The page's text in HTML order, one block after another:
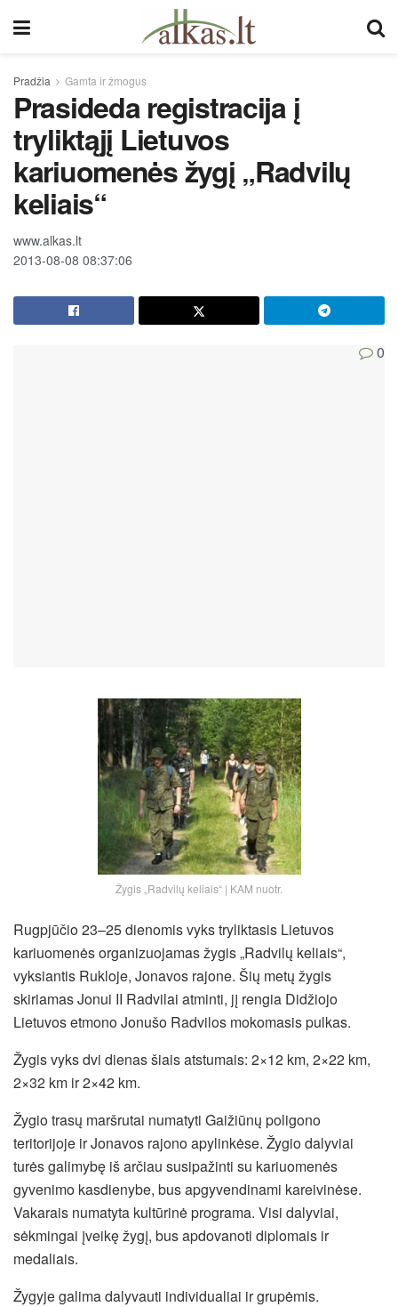
Pradžia Gamta ir žmogus
Prasideda registracija į
tryliktąjį Lietuvos
kariuomenės žygį „Radvilų
keliais“
www.alkas.lt
2013-08-08 08:37:06
0
Žygis „Radvilų keliais“ | KAM nuotr.
Rugpjūčio 23–25 dienomis vyks tryliktasis Lietuvos
kariuomenės organizuojamas žygis „Radvilų keliais“,
vyksiantis Rukloje, Jonavos rajone. Šių metų žygis
skiriamas Jonui II Radvilai atminti, jį rengia Didžiojo
Lietuvos etmono Jonušo Radvilos mokomasis pulkas.
Žygis vyks dvi dienas šiais atstumais: 2×12 km, 2×22 km,
2×32 km ir 2×42 km.
Žygio trasų maršrutai numatyti Gaižiūnų poligono
teritorijoje ir Jonavos rajono apylinkėse. Žygio dalyviai
turės galimybę iš arčiau susipažinti su kariuomenės
gyvenimo kasdienybe, bus apgyvendinami kareivinėse.
Vakarais numatyta kultūrinė programa. Visi dalyviai,
sėkmingai įveikę žygį, bus apdovanoti diplomais ir
medaliais.
Žygyje galima dalyvauti individualiai ir grupėmis.